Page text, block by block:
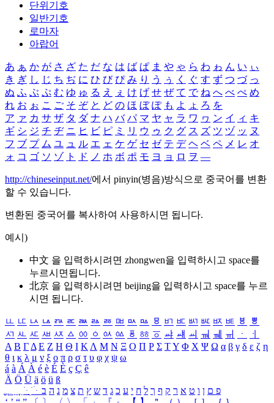
단위기호
일반기호
로마자
아랍어
あ ぁ か が さ ざ た だ な は ば ぱ ま や ゃ ら わ ゎ ん い ぃ
き ぎ し じ ち ぢ に ひ び ぴ み り う ぅ く ぐ す ず つ づ っ
ぬ ふ ぶ ぷ む ゆ ゅ る え ぇ け げ せ ぜ て で ね へ べ ぺ め
れ お ぉ こ ご そ ぞ と ど の ほ ぼ ぽ も よ ょ ろ を
ア ァ カ サ ザ タ ダ ナ ハ バ パ マ ヤ ャ ラ ワ ヮ ン イ ィ キ
ギ シ ジ チ ヂ ニ ヒ ビ ピ ミ リ ウ ゥ ク グ ス ズ ツ ヅ ッ ヌ
フ ブ プ ム ユ ュ ル エ ェ ケ ゲ セ ゼ テ デ ヘ ベ ペ メ レ オ
ォ コ ゴ ソ ゾ ト ド ノ ホ ボ ポ モ ヨ ョ ロ ヲ ―
http://chineseinput.net/에서 pinyin(병음)방식으로 중국어를 변환
할 수 있습니다.
변환된 중국어를 복사하여 사용하시면 됩니다.
예시)
中文 을 입력하시려면 zhongwen을 입력하시고 space를
누르시면됩니다.
北京 을 입력하시려면 beijing을 입력하시고 space를 누르
시면 됩니다.
ㅥ ㅦ ㅧ ㅨ ㅩ ㅪ ㅫ ㅬ ㅭ ㅮ ㅯ ㅰ ㅱ ㅲ ㅳ ㅴ ㅵ ㅶ ㅷ ㅸ
ㅹ
ㅺ ㅻ ㅼ ㅽ ㅾ ㅿ ㆀ ㆁ ㆂ ㆃ ㆄ ㆅ ㆆ ㆇ ㆈ ㆉ ㆊ ㆋ ㆌ ㆍ
ㆎ
Α Β ΓΔ Ε Ζ Η Θ Ι ΚΛ Μ Ν Ξ Ο Π Ρ Σ ΤΥ Φ Χ Ψ Ω α β γ δ ε ζ η
θ ι κ λ μ ν ξ ο π ρ σ τ υ φ χ ψ ω
á à Á À é è É È ç Ç ê
Ä Ö Ü ä ö ü ß
ִֶֹ ֻּ ׁׂ פ ם ן ו ט א ר ק ף ך ל ח י ע כ ג ד ש ץ ת צ מ נ ה ב